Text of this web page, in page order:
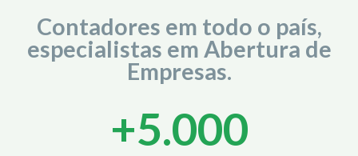
Contadores em todo o país,
especialistas em Abertura de
Empresas.
+5.000